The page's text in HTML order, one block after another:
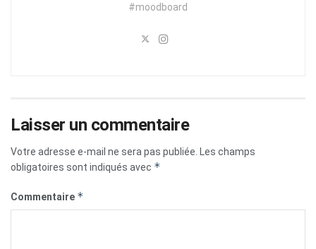
#moodboard
Laisser un commentaire
Votre adresse e-mail ne sera pas publiée.
Les champs
obligatoires sont indiqués avec *
Commentaire *